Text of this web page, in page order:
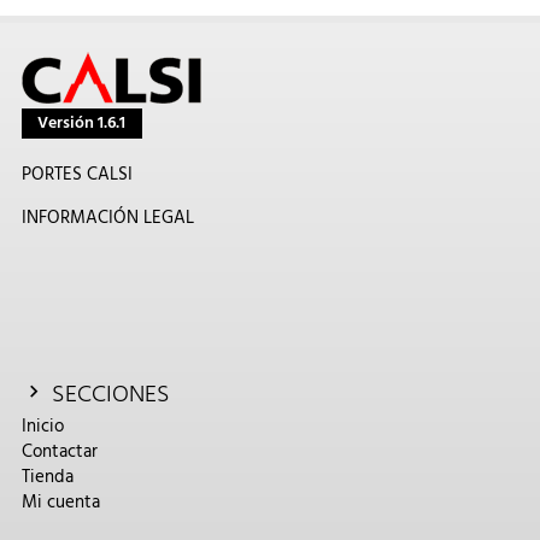
Versión 1.6.1
PORTES CALSI
INFORMACIÓN LEGAL
SECCIONES
Inicio
Contactar
Tienda
Mi cuenta